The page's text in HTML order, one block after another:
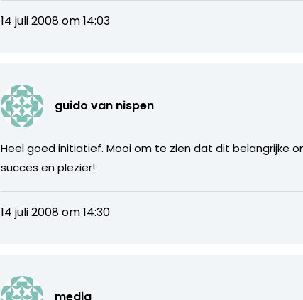
14 juli 2008 om 14:03
guido van nispen
Heel goed initiatief. Mooi om te zien dat dit belangrijke
succes en plezier!
14 juli 2008 om 14:30
media